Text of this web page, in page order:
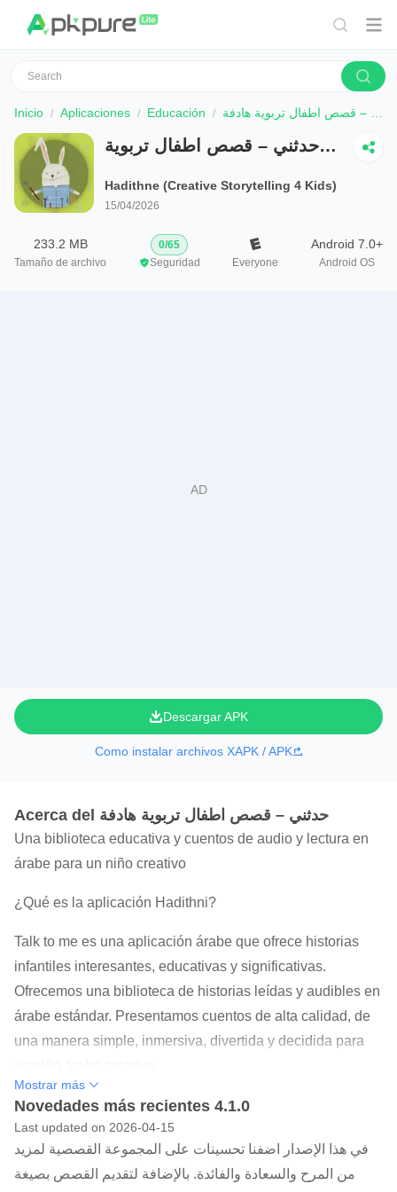
Inicio Aplicaciones Educación حدثني – قصص اطفال تربوية هادفة
حدثني – قصص اطفال تربوية
Hadithne (Creative Storytelling 4 Kids)
15/04/2026
233.2 MB
Tamaño de archivo
0/65
Seguridad
Everyone
Android 7.0+
Android OS
Descargar APK
Como instalar archivos XAPK / APK
Acerca del حدثني – قصص اطفال تربوية هادفة
Una biblioteca educativa y cuentos de audio y lectura en
árabe para un niño creativo
¿Qué es la aplicación Hadithni?
Talk to me es una aplicación árabe que ofrece historias
infantiles interesantes, educativas y significativas.
Ofrecemos una biblioteca de historias leídas y audibles en
árabe estándar. Presentamos cuentos de alta calidad, de
una manera simple, inmersiva, divertida y decidida para
Cuales son nuestras metas?
La aplicación tiene como objetivo estimular el talento, la
imaginación y la creatividad de cualquier niño a través de
Mostrar más
Novedades más recientes 4.1.0
Last updated on 2026-04-15
في هذا الإصدار اضفنا تحسينات على المجموعة القصصية لمزيد
من المرح والسعادة والفائدة. بالإضافة لتقديم القصص بصيغة